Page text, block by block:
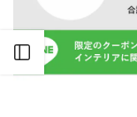
Open sidebar